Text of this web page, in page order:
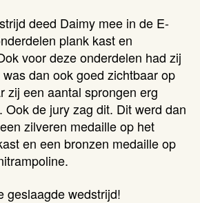
deed Daimy mee in de E-
plank kast en
voor deze onderdelen had zij
dan ook goed zichtbaar op
zij een aantal sprongen erg
Ook de jury zag dit. Dit werd dan
zilveren medaille op het
en een bronzen medaille op
geslaagde wedstrijd!